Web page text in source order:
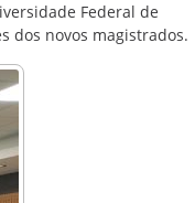
Federal de
dos novos magistrados.